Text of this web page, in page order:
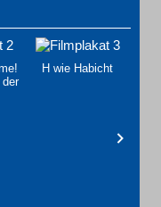
H wie Habicht